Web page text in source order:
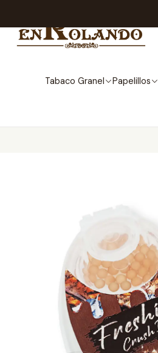
Tabaco Granel Papelillos